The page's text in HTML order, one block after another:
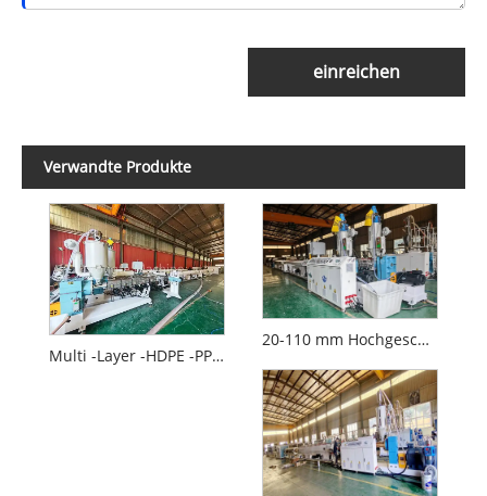
einreichen
Verwandte Produkte
Multi -Layer -HDPE -PPR -Kunststoffrohr -Coextrusion -Maschine
20-110 mm Hochgeschwindigkeits-PE-Rohrproduktionslinie